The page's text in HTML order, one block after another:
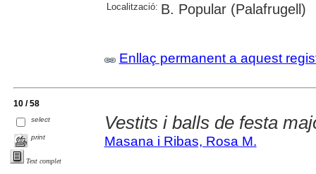
Localització: B. Popular (Palafrugell)
Enllaç permanent a aquest
10 / 58
select
print
Text complet
Vestits i balls de festa
Masana i Ribas, Rosa M.